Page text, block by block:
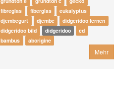
fibreglas
fiberglas
eukalyptus
djembegurt
djembe
didgeridoo lernen
didgeridoo bild
didgeridoo
cd
bambus
aborigine
Mehr